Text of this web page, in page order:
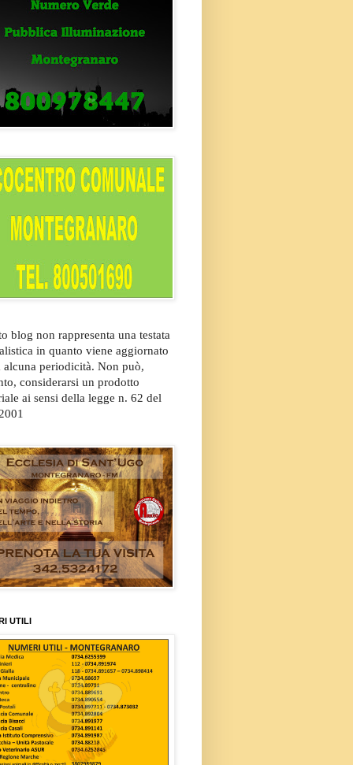
blog non rappresenta una testata
in quanto viene aggiornato
alcuna periodicità. Non può,
considerarsi un prodotto
ai sensi della legge n. 62 del
UTILI